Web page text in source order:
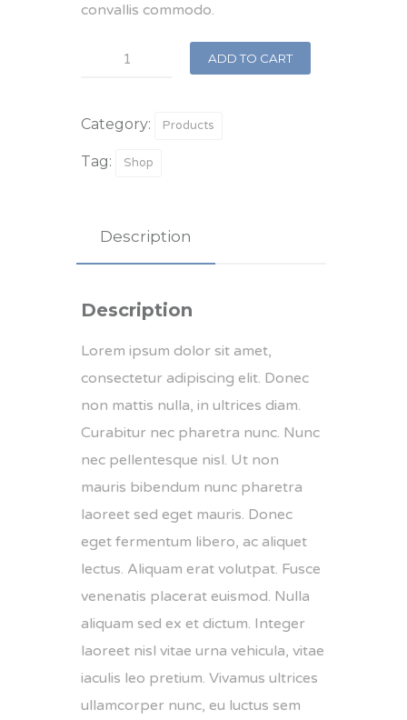
convallis commodo.
ADD TO CART
Category: Products
Tag: Shop
Description
Description
Lorem ipsum dolor sit amet,
consectetur adipiscing elit. Donec
non mattis nulla, in ultrices diam.
Curabitur nec pharetra nunc. Nunc
nec pellentesque nisl. Ut non
mauris bibendum nunc pharetra
laoreet sed eget mauris. Donec
eget fermentum libero, ac aliquet
lectus. Aliquam erat volutpat. Fusce
venenatis placerat euismod. Nulla
aliquam sed ex et dictum. Integer
laoreet nisl vitae urna vehicula, vitae
iaculis leo pretium. Vivamus ultrices
ullamcorper nunc, eu luctus sem